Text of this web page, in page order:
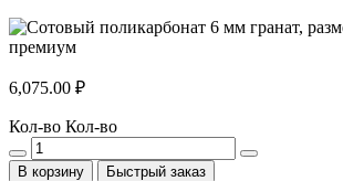
6,075.00 ₽
Кол-во Кол-во
В корзину Быстрый заказ